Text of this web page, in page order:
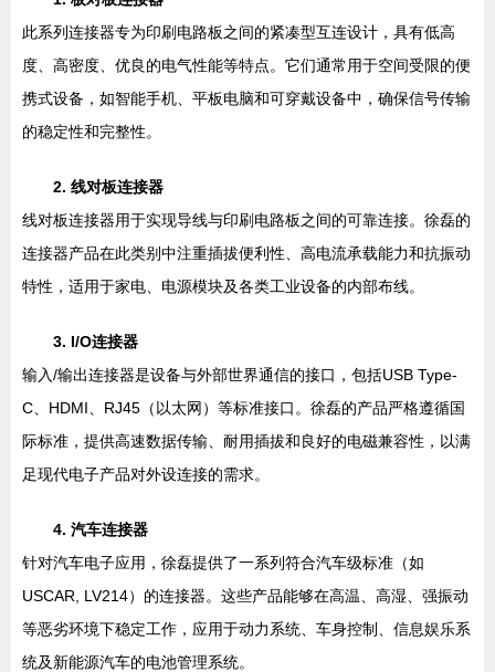
此系列连接器专为印刷电路板之间的紧凑型互连设计，具有低高
度、高密度、优良的电气性能等特点。它们通常用于空间受限的便
携式设备，如智能手机、平板电脑和可穿戴设备中，确保信号传输
的稳定性和完整性。
2. 线对板连接器
线对板连接器用于实现导线与印刷电路板之间的可靠连接。徐磊的
连接器产品在此类别中注重插拔便利性、高电流承载能力和抗振动
特性，适用于家电、电源模块及各类工业设备的内部布线。
3. I/O连接器
输入/输出连接器是设备与外部世界通信的接口，包括USB Type-
C、HDMI、RJ45（以太网）等标准接口。徐磊的产品严格遵循国
际标准，提供高速数据传输、耐用插拔和良好的电磁兼容性，以满
足现代电子产品对外设连接的需求。
4. 汽车连接器
针对汽车电子应用，徐磊提供了一系列符合汽车级标准（如
USCAR, LV214）的连接器。这些产品能够在高温、高湿、强振动
等恶劣环境下稳定工作，应用于动力系统、车身控制、信息娱乐系
统及新能源汽车的电池管理系统。